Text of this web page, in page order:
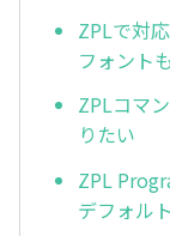
ZPLで対
フォント
ZPLコマ
りたい
ZPL
デフォル